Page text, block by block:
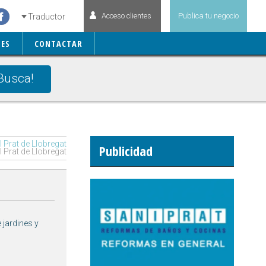
CONTACTAR
Publica tu negocio
Acceso clientes
Traductor
Prat de Llobregat
de Llobregat
y
Publicidad